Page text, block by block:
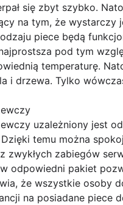
się zbyt szybko.
na tym, że wystarczy
piece będą
pod tym
temperaturę.
i drzewa. Tylko
uzależniony jest
Dzięki temu można
zwykłych zabiegów
odpowiedni pakiet
że wszystkie osoby
na posiadane piece